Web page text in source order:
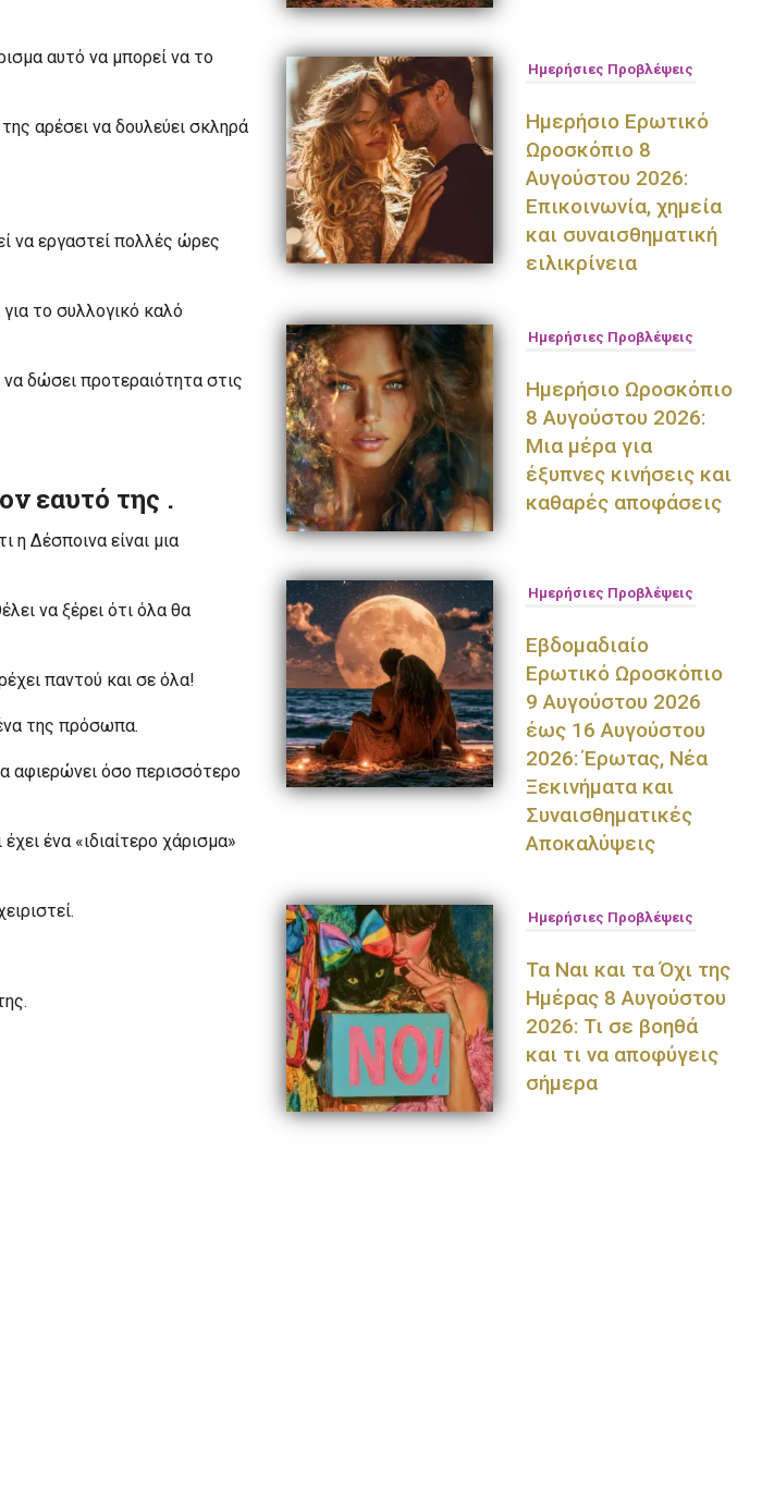
αυτό να μπορεί να το
της αρέσει να δουλεύει σκληρά
να εργαστεί πολλές ώρες
το συλλογικό καλό
να δώσει προτεραιότητα στις
εαυτό της .
η Δέσποινα είναι μια
να ξέρει ότι όλα θα
παντού και σε όλα!
της πρόσωπα.
αφιερώνει όσο περισσότερο
ένα «ιδιαίτερο χάρισμα»
Ημερήσιες Προβλέψεις
Ημερήσιο Ερωτικό
Ωροσκόπιο 8
Αυγούστου 2026:
Επικοινωνία, χημεία
και συναισθηματική
ειλικρίνεια
Ημερήσιες Προβλέψεις
Ημερήσιο Ωροσκόπιο
8 Αυγούστου 2026:
Μια μέρα για
έξυπνες κινήσεις και
καθαρές αποφάσεις
Ημερήσιες Προβλέψεις
Εβδομαδιαίο
Ερωτικό Ωροσκόπιο
9 Αυγούστου 2026
έως 16 Αυγούστου
2026: Έρωτας, Νέα
Ξεκινήματα και
Συναισθηματικές
Αποκαλύψεις
Ημερήσιες Προβλέψεις
Τα Ναι και τα Όχι της
Ημέρας 8 Αυγούστου
2026: Τι σε βοηθά
και τι να αποφύγεις
σήμερα